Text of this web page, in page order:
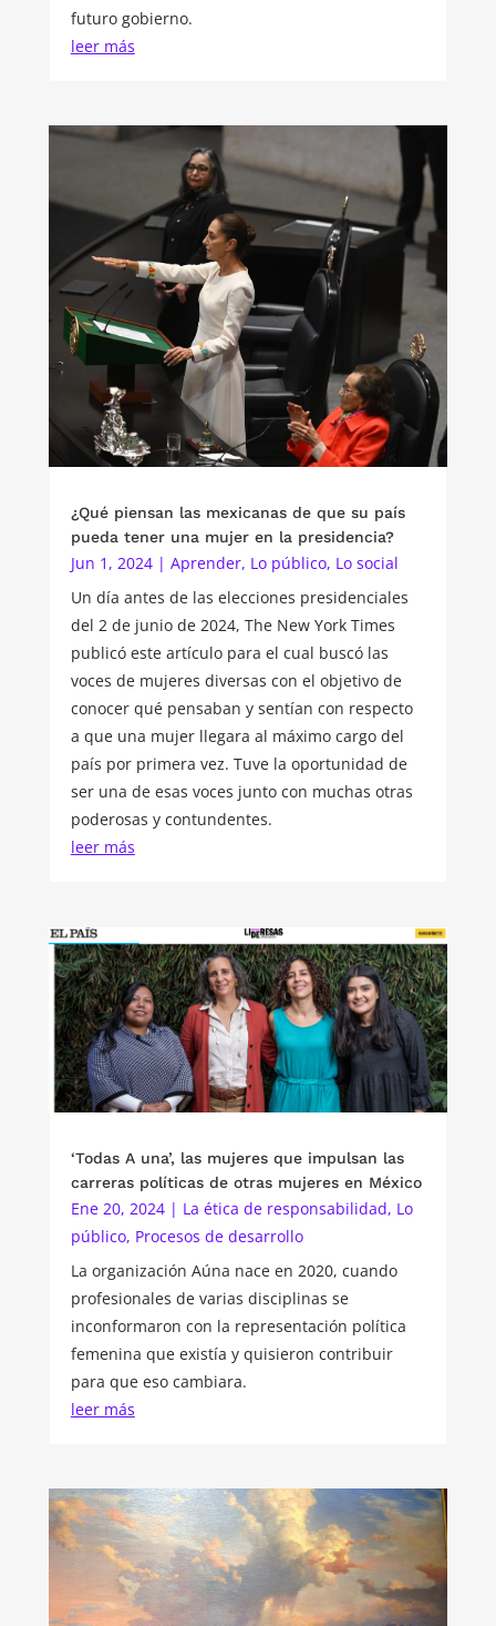
futuro gobierno.
leer más
¿Qué piensan las mexicanas de que su país
pueda tener una mujer en la presidencia?
Jun 1, 2024| Aprender, Lo público, Lo social
Un día antes de las elecciones presidenciales
del 2 de junio de 2024, The New York Times
publicó este artículo para el cual buscó las
voces de mujeres diversas con el objetivo de
conocer qué pensaban y sentían con respecto
a que una mujer llegara al máximo cargo del
país por primera vez. Tuve la oportunidad de
ser una de esas voces junto con muchas otras
poderosas y contundentes.
leer más
‘Todas A una’, las mujeres que impulsan las
carreras políticas de otras mujeres en México
Ene 20, 2024| La ética de responsabilidad, Lo
público, Procesos de desarrollo
La organización Aúna nace en 2020, cuando
profesionales de varias disciplinas se
inconformaron con la representación política
femenina que existía y quisieron contribuir
para que eso cambiara.
leer más